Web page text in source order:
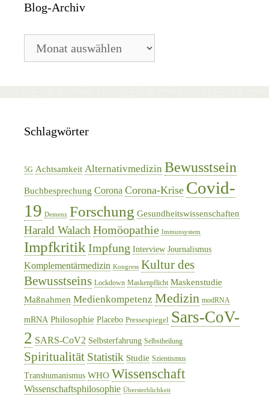
Blog-Archiv
Archiv
Schlagwörter
5G Achtsamkeit Alternativmedizin Bewusstsein
Buchbesprechung Corona Corona-Krise Covid-
19 Demenz Forschung Gesundheitswissenschaften
Harald Walach Homöopathie Immunsystem
Impfkritik Impfung Interview Journalismus
Komplementärmedizin Kongress Kultur des
Bewusstseins Lockdown Maskenpflicht Maskenstudie
Maßnahmen Medienkompetenz Medizin modRNA
mRNA Philosophie Placebo Pressespiegel Sars-CoV-
2 SARS-CoV2 Selbsterfahrung Selbstheilung
Spiritualität Statistik Studie Szientismus
Transhumanismus WHO Wissenschaft
Wissenschaftsphilosophie Übersterblichkeit